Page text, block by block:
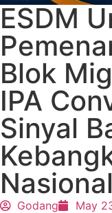
ESDM
Blok
IPA
Sinyal
Nasional
Godang May